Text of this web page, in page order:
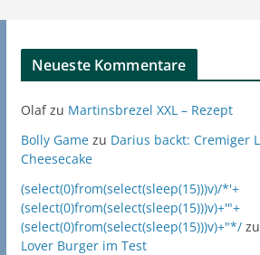
Neueste Kommentare
Olafzu Martinsbrezel XXL – Rezept
Bolly Gamezu Darius backt: Cremiger
Cheesecake
(select(0)from(select(sleep(15)))v)/*'+
(select(0)from(select(sleep(15)))v)+'"+
(select(0)from(select(sleep(15)))v)+"*/zu
Lover Burger im Test